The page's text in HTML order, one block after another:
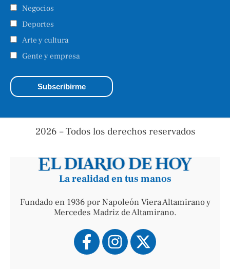
Negocios
Deportes
Arte y cultura
Gente y empresa
2026 – Todos los derechos reservados
La realidad en tus manos
Fundado en 1936 por Napoleón Viera Altamirano y
Mercedes Madriz de Altamirano.